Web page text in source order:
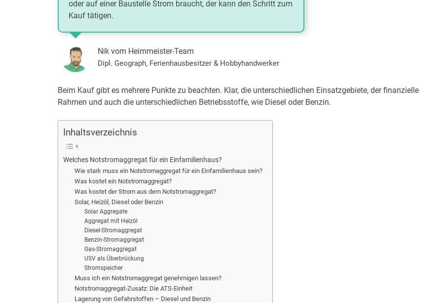
oder auf einer Baustelle Strom braucht, der kann den Schritt zum
Kauf tätigen.
Nik vom Heimmeister-Team
Dipl. Geograph, Ferienhausbesitzer & Hobbyhandwerker
Beim Kauf gibt es mehrere Punkte zu beachten. Klar, die unterschiedlichen Einsatzgebiete, der finanzielle
Rahmen und auch die unterschiedlichen Betriebsstoffe, wie Diesel oder Benzin.
Inhaltsverzeichnis
Welches Notstromaggregat für ein Einfamilienhaus?
Wie stark muss ein Notstromaggregat für ein Einfamilienhaus sein?
Was kostet ein Notstromaggregat?
Was kostet der Strom aus dem Notstromaggregat?
Solar, Heizöl, Diesel oder Benzin
Solar Aggregate
Aggregat mit Heizöl
Diesel-Stromaggregat
Benzin-Stromaggregat
Gas-Stromaggregat
USV als Überbrückung
Stromspeicher
Muss ich ein Notstromaggregat genehmigen lassen?
Notstromaggregat-Zusatz: Die ATS-Einheit
Lagerung von Gefahrstoffen – Diesel und Benzin